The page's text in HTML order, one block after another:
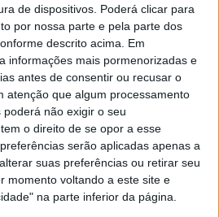
de dispositivos. Poderá clicar para
por nossa parte e pela parte dos
descrito acima. Em
informações mais pormenorizadas e
antes de consentir ou recusar o
atenção que algum processamento
não exigir o seu
o direito de se opor a esse
serão aplicadas apenas a
suas preferências ou retirar seu
momento voltando a este site e
na parte inferior da página.
Visão Se7e